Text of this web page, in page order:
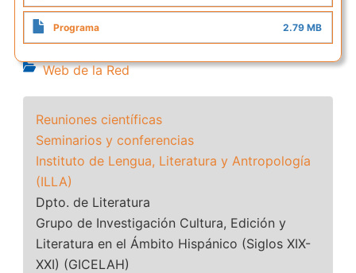
Programa 2.79 MB
Web de la Red
Reuniones científicas
Seminarios y conferencias
Instituto de Lengua, Literatura y Antropología
(ILLA)
Dpto. de Literatura
Grupo de Investigación Cultura, Edición y
Literatura en el Ámbito Hispánico (Siglos XIX-
XXI) (GICELAH)